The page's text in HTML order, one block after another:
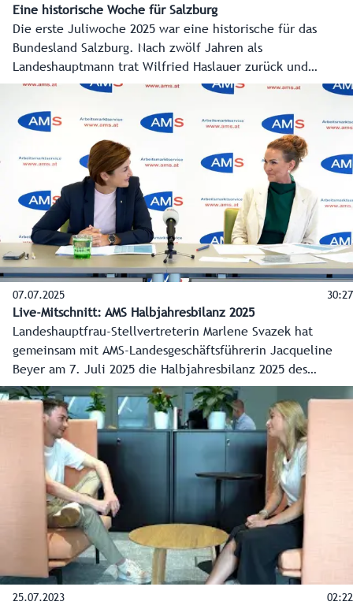
Eine historische Woche für Salzburg
Die erste Juliwoche 2025 war eine historische für das
Bundesland Salzburg. Nach zwölf Jahren als
Landeshauptmann trat Wilfried Haslauer zurück und
Karoline Edtstadler folgte im nach ihrer Wahl durch den
Woche - vom Hearing der Landeshauptfrau bis zum
Ehrungsfestakt für den Landeshauptmann a. D. - gibt es im
Video auf Salzburg ON.
07.07.2025 30:27
Live-Mitschnitt: AMS Halbjahresbilanz 2025
Landeshauptfrau-Stellvertreterin Marlene Svazek hat
gemeinsam mit AMS-Landesgeschäftsführerin Jacqueline
Beyer am 7. Juli 2025 die Halbjahresbilanz 2025 des
Salzburger Arbeitsmarktservice präsentiert.
25.07.2023 02:22